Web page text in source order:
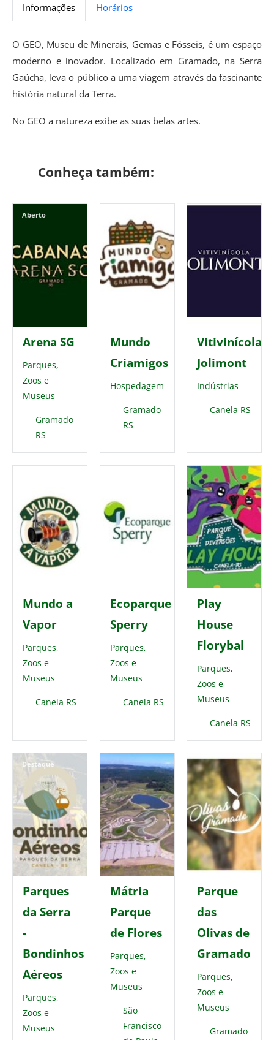
Informações Horários
O GEO, Museu de Minerais, Gemas e Fósseis, é um espaço
moderno e inovador. Localizado em Gramado, na Serra
Gaúcha, leva o público a uma viagem através da fascinante
história natural da Terra.
No GEO a natureza exibe as suas belas artes.
Conheça também:
Arena SG
Parques,
Zoos e
Museus
Gramado
RS
Aberto
Mundo
Criamigos
Hospedagem
Gramado
RS
Vitivinícola
Jolimont
Indústrias
Canela RS
Mundo a
Vapor
Parques,
Zoos e
Museus
Canela RS
Ecoparque
Sperry
Parques,
Zoos e
Museus
Canela RS
Play
House
Florybal
Parques,
Zoos e
Museus
Canela RS
Parques
da Serra
-
Bondinhos
Aéreos
Parques,
Zoos e
Museus
Destaque
Mátria
Parque
de Flores
Parques,
Zoos e
Museus
São
Francisco
Parque
das
Olivas de
Gramado
Parques,
Zoos e
Museus
Gramado